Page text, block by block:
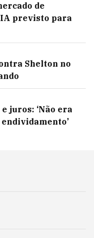
de
previsto para
Shelton no
juros: ‘Não era